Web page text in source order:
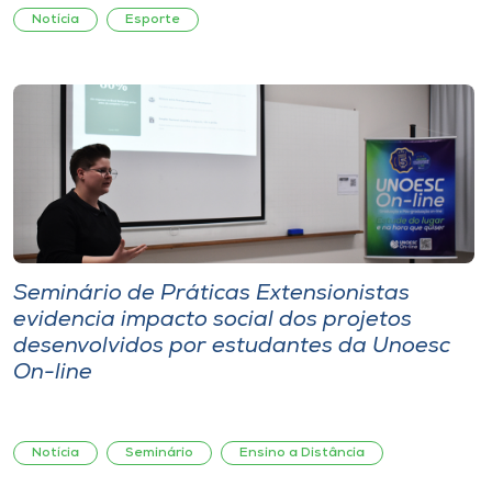
Notícia Esporte
Seminário de Práticas Extensionistas
evidencia impacto social dos projetos
desenvolvidos por estudantes da Unoesc
On-line
Notícia Seminário Ensino a Distância